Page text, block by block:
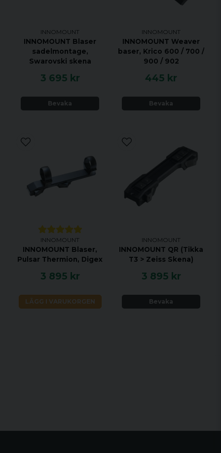
INNOMOUNT
INNOMOUNT Blaser
sadelmontage,
Swarovski skena
3 695 kr
Bevaka
INNOMOUNT
INNOMOUNT Weaver
baser, Krico 600 / 700 /
900 / 902
445 kr
Bevaka
INNOMOUNT
INNOMOUNT Blaser,
Pulsar Thermion, Digex
3 895 kr
LÄGG I VARUKORGEN
INNOMOUNT
INNOMOUNT QR (Tikka
T3 > Zeiss Skena)
3 895 kr
Bevaka